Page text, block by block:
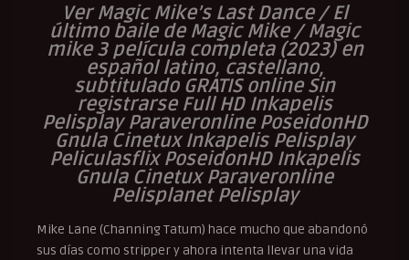
Ver Magic Mike’s Last Dance / El
último baile de Magic Mike / Magic
mike 3 película completa (2023) en
español latino, castellano,
subtitulado GRATIS online Sin
registrarse Full HD Inkapelis
Pelisplay Paraveronline PoseidonHD
Gnula Cinetux Inkapelis Pelisplay
Peliculasflix PoseidonHD Inkapelis
Gnula Cinetux Paraveronline
Pelisplanet Pelisplay
Mike Lane (Channing Tatum) hace mucho que abandonó
sus días como stripper y ahora intenta llevar una vida